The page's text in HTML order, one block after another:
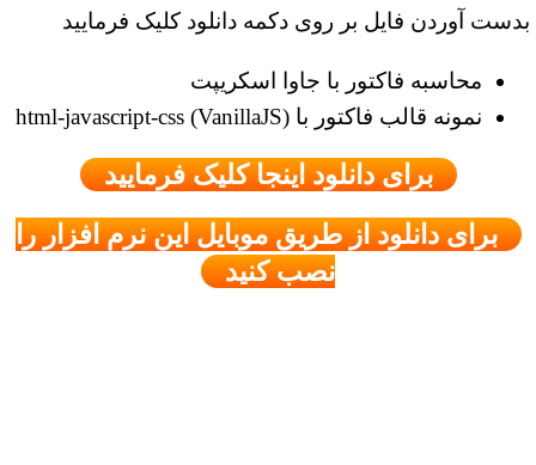
بدست آوردن فایل بر روی دکمه دانلود کلیک فرمایید
محاسبه فاکتور با جاوا اسکریپت
نمونه قالب فاکتور با html-javascript-css (VanillaJS)
برای دانلود اینجا کلیک فرمایید
برای دانلود از طریق موبایل این نرم افزار را
نصب کنید